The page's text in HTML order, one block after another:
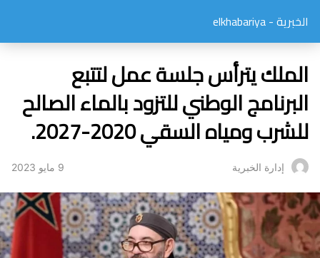
الخبرية - elkhabariya
الملك يترأس جلسة عمل لتتبع
البرنامج الوطني للتزود بالماء الصالح
للشرب ومياه السقي 2020-2027.
إدارة الخبرية 9 مايو 2023